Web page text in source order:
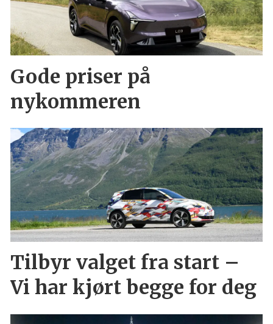
Gode priser på
nykommeren
Tilbyr valget fra start –
Vi har kjørt begge for deg